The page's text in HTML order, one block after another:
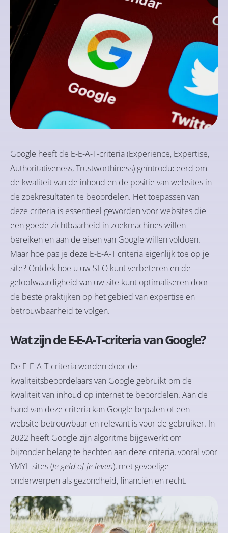
Google heeft de E-E-A-T-criteria (Experience, Expertise,
Authoritativeness, Trustworthiness) geïntroduceerd om
de kwaliteit van de inhoud en de positie van websites in
de zoekresultaten te beoordelen. Het toepassen van
deze criteria is essentieel geworden voor websites die
een goede zichtbaarheid in zoekmachines willen
bereiken en aan de eisen van Google willen voldoen.
Maar hoe pas je deze E-E-A-T criteria eigenlijk toe op je
site? Ontdek hoe u uw SEO kunt verbeteren en de
geloofwaardigheid van uw site kunt optimaliseren door
de beste praktijken op het gebied van expertise en
betrouwbaarheid te volgen.
Wat zijn de E-E-A-T-criteria van Google?
De E-E-A-T-criteria worden door de
kwaliteitsbeoordelaars van Google gebruikt om de
kwaliteit van inhoud op internet te beoordelen. Aan de
hand van deze criteria kan Google bepalen of een
website betrouwbaar en relevant is voor de gebruiker. In
2022 heeft Google zijn algoritme bijgewerkt om
bijzonder belang te hechten aan deze criteria, vooral voor
YMYL-sites (Je geld of je leven), met gevoelige
onderwerpen als gezondheid, financiën en recht.